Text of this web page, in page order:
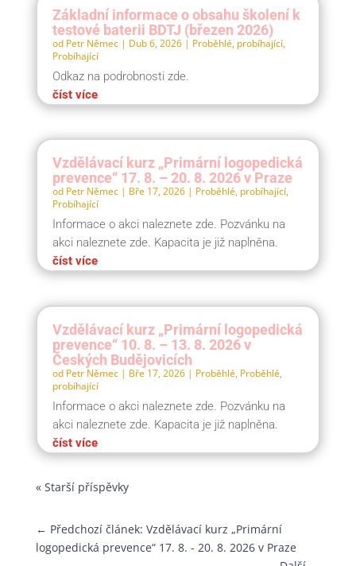
Základní informace o obsahu školení k
testové baterii BDTJ (březen 2026)
od Petr Němec| Dub 6, 2026| Proběhlé, probíhající,
Probíhající
Odkaz na podrobnosti zde.
číst více
Vzdělávací kurz „Primární logopedická
prevence“ 17. 8. – 20. 8. 2026 v Praze
od Petr Němec| Bře 17, 2026| Proběhlé, probíhající,
Probíhající
Informace o akci naleznete zde. Pozvánku na
akci naleznete zde. Kapacita je již naplněna.
číst více
Vzdělávací kurz „Primární logopedická
prevence“ 10. 8. – 13. 8. 2026 v
Českých Budějovicích
od Petr Němec| Bře 17, 2026| Proběhlé, Proběhlé,
probíhající
Informace o akci naleznete zde. Pozvánku na
akci naleznete zde. Kapacita je již naplněna.
číst více
« Starší příspěvky
← Předchozí článek: Vzdělávací kurz „Primární
logopedická prevence“ 17. 8. - 20. 8. 2026 v Praze